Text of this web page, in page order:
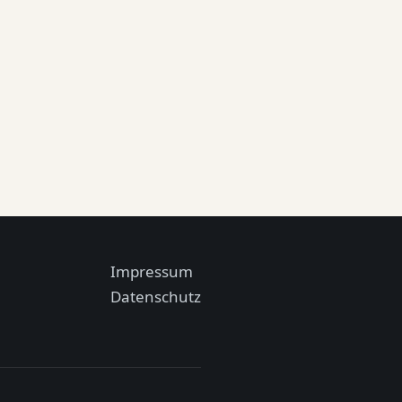
Impressum
Datenschutz